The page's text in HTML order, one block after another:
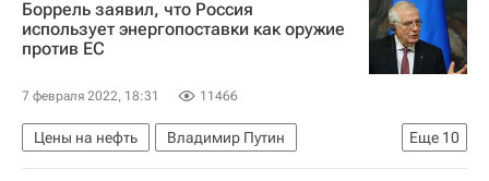
Боррель заявил, что Россия
использует энергопоставки как оружие
против ЕС
7 февраля 2022, 18:31 11466
Еще 10
Цены на нефть
Владимир Путин
Александр Новак
Вашингтон (город)